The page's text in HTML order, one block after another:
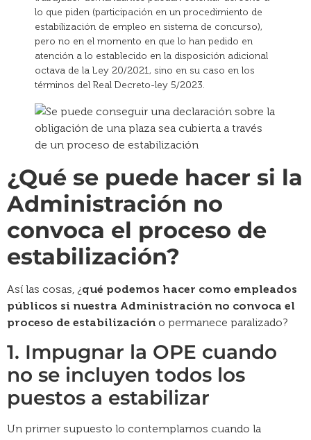
lo que piden (participación en un procedimiento de
estabilización de empleo en sistema de concurso),
pero no en el momento en que lo han pedido en
atención a lo establecido en la disposición adicional
octava de la Ley 20/2021, sino en su caso en los
términos del Real Decreto-ley 5/2023.
¿Qué se puede hacer si la
Administración no
convoca el proceso de
estabilización?
Así las cosas, ¿qué podemos hacer como empleados
públicos si nuestra Administración no convoca el
proceso de estabilización o permanece paralizado?
1. Impugnar la OPE cuando
no se incluyen todos los
puestos a estabilizar
Un primer supuesto lo contemplamos cuando la